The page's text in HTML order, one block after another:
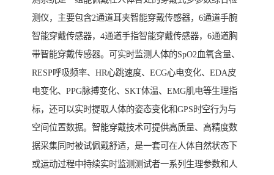
测仪，主要包含2通道耳夹智能穿戴传感器，6通道手腕
智能穿戴传感器，4通道手指智能穿戴传感器，6通道胸
带智能穿戴传感器。可实时监测人体的SpO2血氧含量、
RESP呼吸频率、HR心跳速度、ECG心电变化、EDA皮
电变化、PPG脉搏变化、SKT体温、EMG肌电等生理指
标，还可以实时提取人体的姿态变化和GPS时空行为与
空间位置数据。智能穿戴技术可提供高质量、高精度数
据采集同时被试佩戴舒适，是一套可在人体自然状态下
或运动过程中持续实时监测测试者一系列生理参数和人